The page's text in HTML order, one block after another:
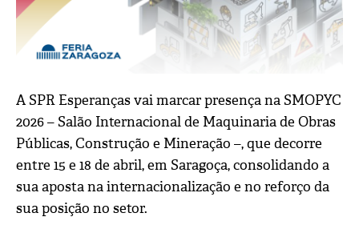
A SPR Esperanças vai marcar presença na SMOPYC
2026– Salão Internacional de Maquinaria de Obras
Públicas, Construção e Mineração –, que decorre
entre 15 e 18 de abril, em Saragoça, consolidando a
sua aposta na internacionalização e no reforço da
sua posição no setor.